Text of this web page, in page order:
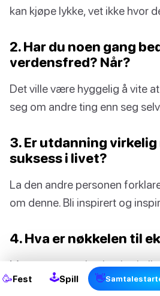
kan kjøpe lykke, vet ikke hvor
2. Har du noen gang
verdensfred? Når?
Det ville være hyggelig å vite
seg om andre ting enn seg
3. Er utdanning
suksess i livet?
La den andre personen
om denne. Bli inspirert og
4. Hva er nøkkelen til
Mange mennesker har brukt
dette. Svarene varierer fra
🥳Fest 🕹Spill 👋